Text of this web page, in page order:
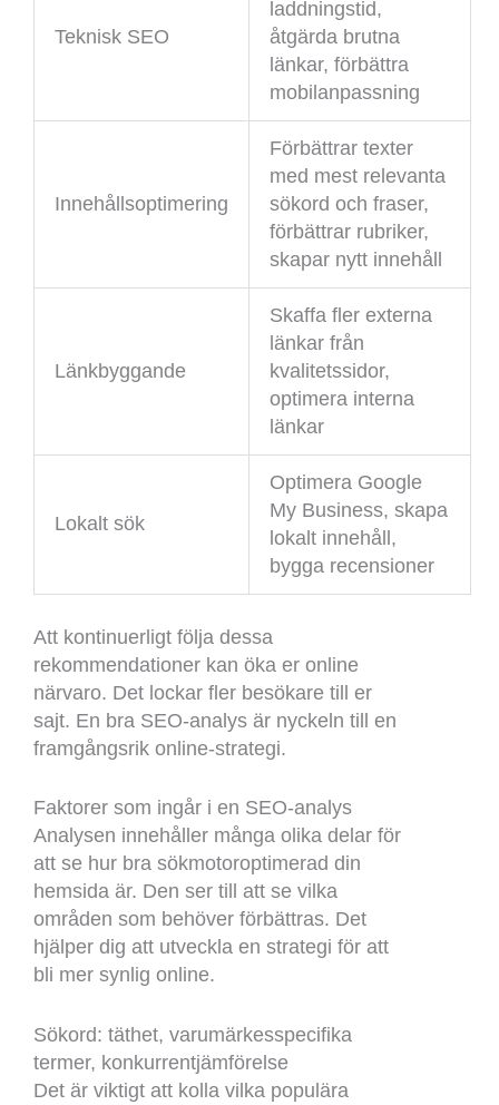
Teknisk SEO
laddningstid,
åtgärda brutna
länkar, förbättra
mobilanpassning
Innehållsoptimering
Förbättrar texter
med mest relevanta
sökord och fraser,
förbättrar rubriker,
skapar nytt innehåll
Länkbyggande
Skaffa fler externa
länkar från
kvalitetssidor,
optimera interna
länkar
Lokalt sök
Optimera Google
My Business, skapa
lokalt innehåll,
bygga recensioner
Att kontinuerligt följa dessa
rekommendationer kan öka er online
närvaro. Det lockar fler besökare till er
sajt. En bra SEO-analys är nyckeln till en
framgångsrik online-strategi.
Faktorer som ingår i en SEO-analys
Analysen innehåller många olika delar för
att se hur bra sökmotoroptimerad din
hemsida är. Den ser till att se vilka
områden som behöver förbättras. Det
hjälper dig att utveckla en strategi för att
bli mer synlig online.
Sökord: täthet, varumärkesspecifika
termer, konkurrentjämförelse
Det är viktigt att kolla vilka populära